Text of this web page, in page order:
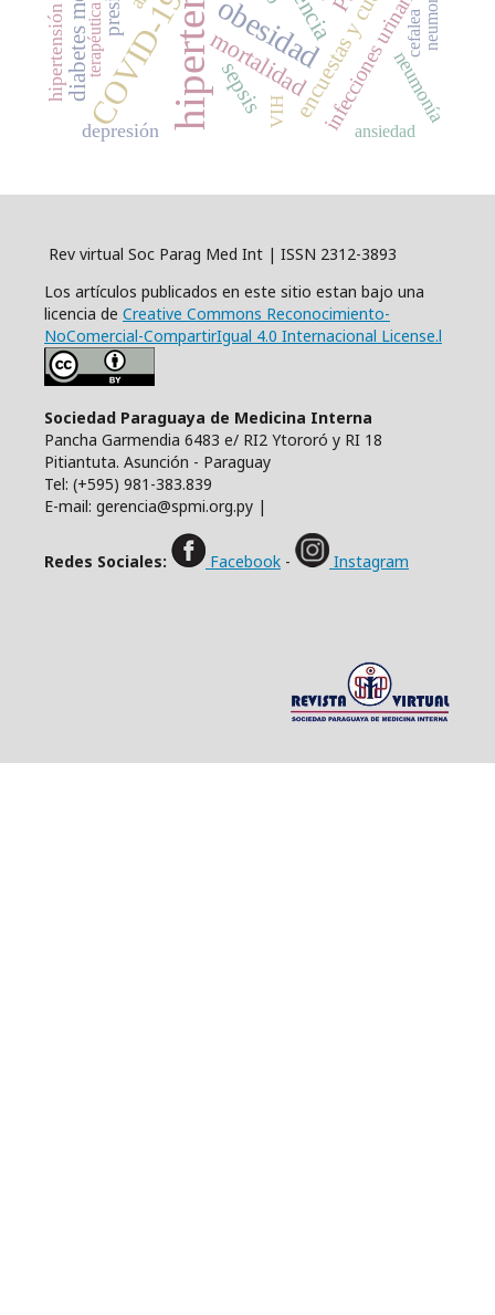
COVID-19 obesidad
mortalidad
sepsis infecciones urinarias
depresión
neumonía
VIH
cefalea
ansiedad
terapéutica
Rev virtual Soc Parag Med Int | ISSN 2312-3893
Los artículos publicados en este sitio estan bajo una
licencia de Creative Commons Reconocimiento-
NoComercial-CompartirIgual 4.0 Internacional License.l
Sociedad Paraguaya de Medicina Interna
Pancha Garmendia 6483 e/ RI2 Ytororó y RI 18
Pitiantuta. Asunción - Paraguay
Tel: (+595) 981-383.839
E-mail: gerencia@spmi.org.py |
Redes Sociales: Facebook - Instagram